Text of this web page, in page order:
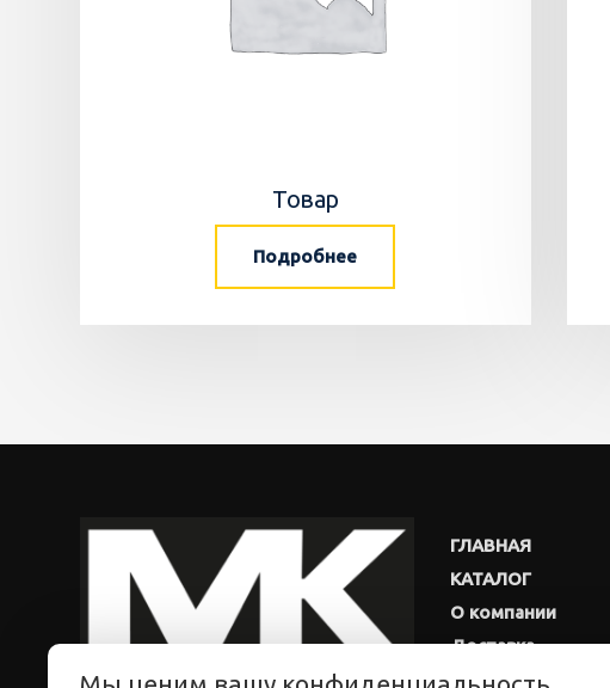
Товар
Подробнее
ГЛАВНАЯ
КАТАЛОГ
О компании
Доставка
Новости